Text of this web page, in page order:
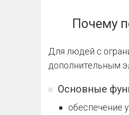
Почему
Для людей с
дополнительным
Основные
обеспечение